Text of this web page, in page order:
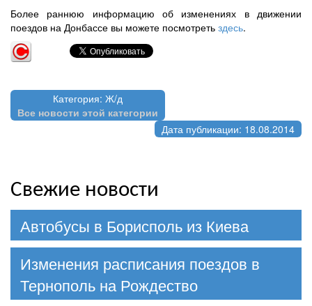
Более раннюю информацию об изменениях в движении
поездов на Донбассе вы можете посмотреть здесь.
Категория: Ж/д
Все новости этой категории
Дата публикации: 18.08.2014
Свежие новости
Автобусы в Борисполь из Киева
Изменения расписания поездов в
Тернополь на Рождество